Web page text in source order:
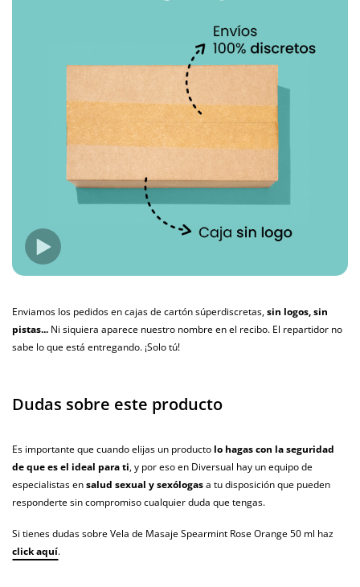
Enviamos los pedidos en cajas de cartón súperdiscretas,sin logos, sin
pistas... Ni siquiera aparece nuestro nombre en el recibo. El repartidor no
sabe lo que está entregando. ¡Solo tú!
Dudas sobre este producto
Es importante que cuando elijas un producto lo hagas con la seguridad
de que es el ideal para ti, y por eso en Diversual hay un equipo de
especialistas ensalud sexual y sexólogasa tu disposición que pueden
responderte sin compromiso cualquier duda que tengas.
Si tienes dudas sobre Vela de Masaje Spearmint Rose Orange 50 ml haz
click aquí.